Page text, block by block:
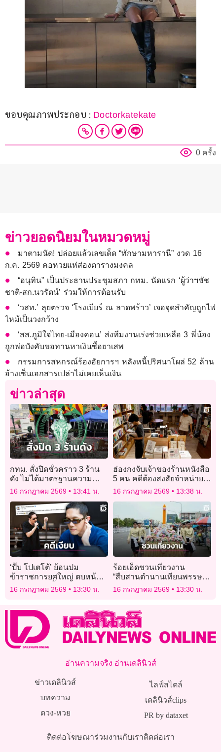
ขอบคุณภาพประกอบ : Doctorkatekate
0 ครั้ง
ข่าวยอดนิยมในหมวดหมู่
มาตามนัด! ปล่อยแล้วเลขเด็ด “ทักษามหารานี” งวด 16
ก.ค. 2569 คอหวยแห่ส่องตารางมงคล
“อนุทิน” เป็นประธานประชุมสภา กทม. นัดแรก ‘ผู้ว่าฯชัช
ชาติ-สก.นวรัตน์’ ร่วมให้การต้อนรับ
‘วสท.’ ลุยตรวจ ‘โรงเบียร์ ณ ลาดพร้าว’ เจอจุดสำคัญถูกไฟ
ไหม้เป็นวงกว้าง
‘สส.ภูมิใจไทย-เมืองคอน’ ส่งทีมงานเร่งช่วยเหลือ 3 พี่น้อง
ถูกพ่อบังคับขอทานหาเงินซื้อยาเสพ
กรรมการสหกรณ์ร้องอัยการฯ หลังหนี้ปริศนาโผล่ 52 ล้าน
อ้างเซ็นเอกสารเปล่าไม่เคยเห็นเงิน
ข่าวล่าสุด
กทม. สั่งปิดชั่วคราว 3 ร้าน
ดัง ไม่ได้มาตรฐานความ
ปลอดภัยเซ่นปม ‘โรงเบียร์ ณ
ลาดพร้าว’
16 กรกฎาคม 2569 13:41 น.
ฮ่องกงจับเจ้าของร้านหนังสือ
5 คน คดีต้องสงสัยจำหน่าย
หนังสือ “ปลุกระดม”
16 กรกฎาคม 2569 13:38 น.
‘ปั๊บ โปเตโต้’ ย้อนปม
ข้าราชการยศใหญ่ ตบหน้า-
ยิงปืนขู่ ตอกย้ำปัญหาไร้
ความปลอดภัยบนเวที
16 กรกฎาคม 2569 13:30 น.
ร้อยเอ็ดชวนเที่ยวงาน
“สืบสานตำนานเทียนพรรษา
101 ประจำปี 2569”
16 กรกฎาคม 2569 13:30 น.
อ่านความจริง อ่านเดลินิวส์
ข่าวเดลินิวส์
บทความ
ดวง-หวย
ไลฟ์สไตล์
เดลินิวส์clips
PR by dataxet
ติดต่อโฆษณาร่วมงานกับเราติดต่อเรา